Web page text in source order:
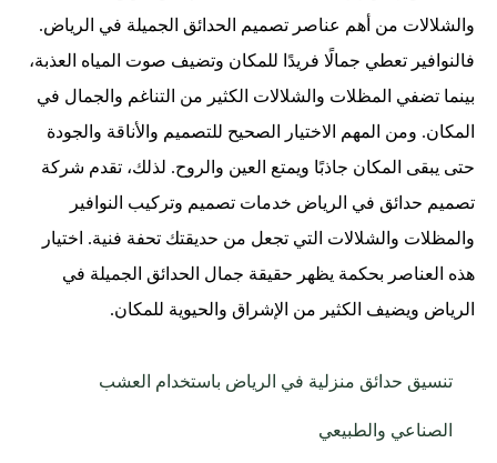
والشلالات من أهم عناصر تصميم الحدائق الجميلة في الرياض.
فالنوافير تعطي جمالًا فريدًا للمكان وتضيف صوت المياه العذبة،
بينما تضفي المظلات والشلالات الكثير من التناغم والجمال في
المكان. ومن المهم الاختيار الصحيح للتصميم والأناقة والجودة
حتى يبقى المكان جاذبًا ويمتع العين والروح. لذلك، تقدم شركة
تصميم حدائق في الرياض خدمات تصميم وتركيب النوافير
والمظلات والشلالات التي تجعل من حديقتك تحفة فنية. اختيار
هذه العناصر بحكمة يظهر حقيقة جمال الحدائق الجميلة في
الرياض ويضيف الكثير من الإشراق والحيوية للمكان.
تنسيق حدائق منزلية في الرياض باستخدام العشب
الصناعي والطبيعي